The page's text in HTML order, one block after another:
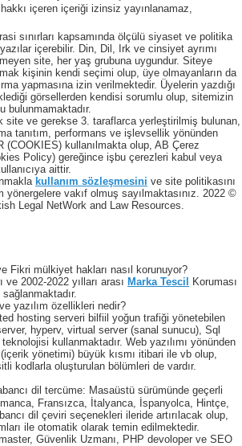
içeren içeriği izinsiz yayınlanamaz,
sınırları kapsamında ölçülü siyaset ve politika
içerebilir. Din, Dil, Irk ve cinsiyet ayrımı
site, her yaş grubuna uygundur. Siteye
kişinin kendi seçimi olup, üye olmayanların da
yapmasına izin verilmektedir. Üyelerin yazdığı
görsellerden kendisi sorumlu olup, sitemizin
bulunmamaktadır.
site ve gerekse 3. taraflarca yerleştirilmiş bulunan,
tanıtım, performans ve işlevsellik yönünden
(COOKIES) kullanılmakta olup, AB Çerez
Policy) gereğince işbu çerezleri kabul veya
aittir.
kullanım sözleşmesini ve site politikasını
yönergelere vakıf olmuş sayılmaktasınız. 2022 ©
Legal NetWork and Law Resources.
mülkiyet hakları nasıl korunuyor?
ve 2002-2022 yılları arası Marka Tescil
Koruması
yazılım özellikleri nedir?
hosting serveri bilfiil yoğun trafiği yönetebilen
hyperv, virtual server (sanal sunucu), Sql
kullanmaktadır. Web yazılımı yönünden
yönetimi) büyük kısmı itibari ile vb olup,
kodlarla oluşturulan bölümleri de vardır.
dil tercüme: Masaüstü sürümünde geçerli
Fransızca, İtalyanca, İspanyolca, Hintçe,
dil çeviri seçenekleri ileride artırılacak olup,
ile otomatik olarak temin edilmektedir.
Güvenlik Uzmanı, PHP devoloper ve SEO